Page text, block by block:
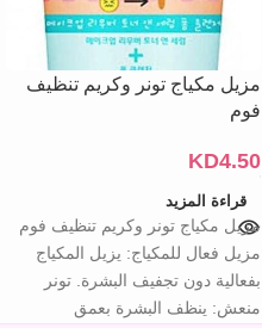
مزيل مكياج تونر وكريم تنظيف
فوم
KD4.50
قراءة المزيد
مزيل مكياج تونر وكريم تنظيف فوم
مزيل فعال للمكياج: يزيل المكياج
بفعالية دون تجفيف البشرة. تونر
منعش: ينظف البشرة بعمق